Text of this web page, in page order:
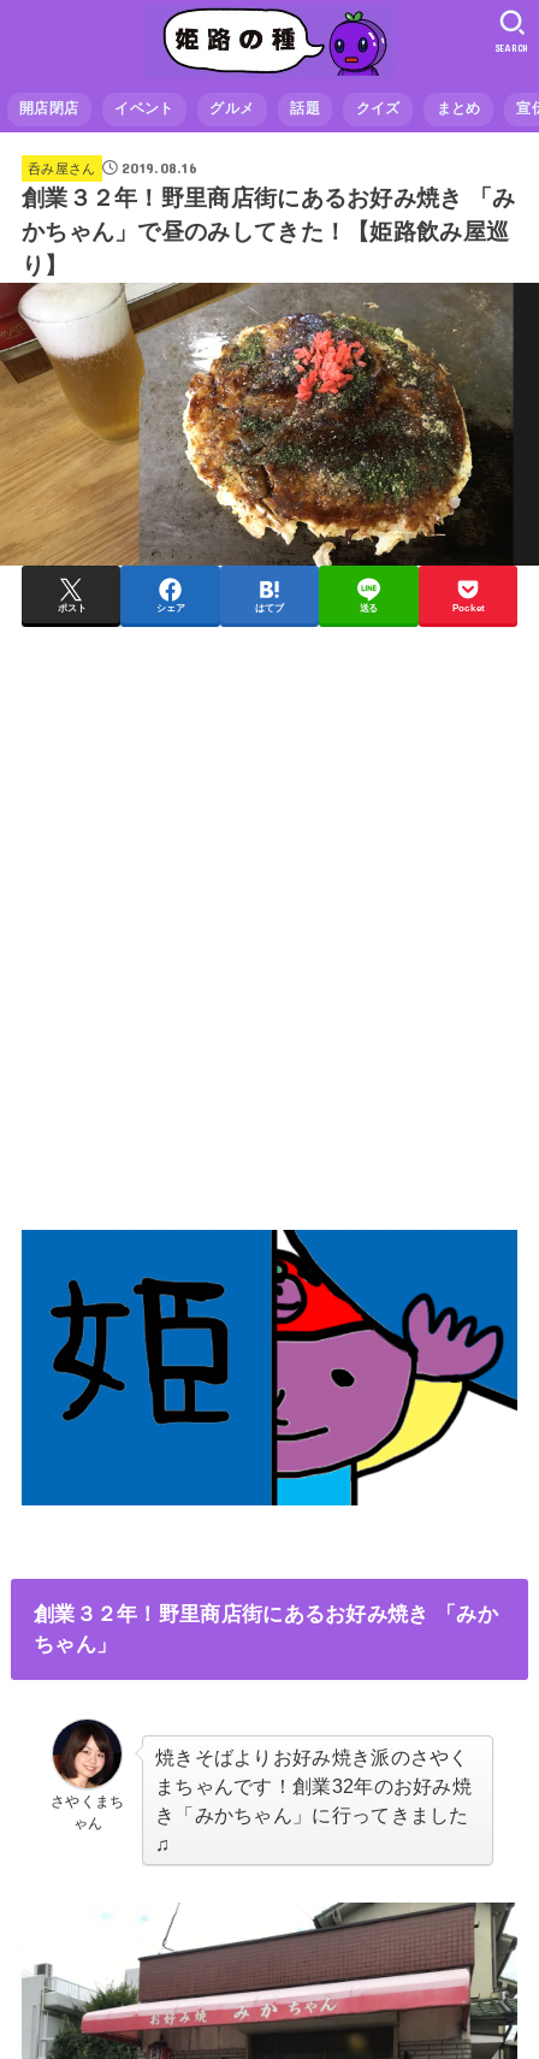
開店閉店 イベント グルメ 話題 クイズ まとめ 宣
SEARCH
呑み屋さん 2019.08.16
創業３２年！野里商店街にあるお好み焼き 「み
かちゃん」で昼のみしてきた！【姫路飲み屋巡
り】
ポスト シェア はてブ 送る Pocket
創業３２年！野里商店街にあるお好み焼き 「みか
ちゃん」
さやくまち
ゃん
焼きそばよりお好み焼き派のさやく
まちゃんです！創業32年のお好み焼
き「みかちゃん」に行ってきました
♫